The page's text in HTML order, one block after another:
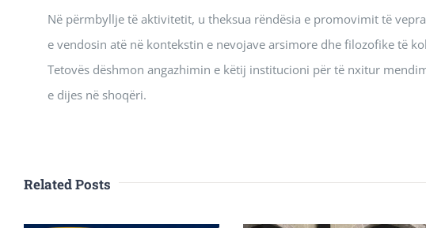
Në përmbyllje të aktivitetit, u theksua rëndësia e promovimit të
e vendosin atë në kontekstin e nevojave arsimore dhe filozofike të
Tetovës dëshmon angazhimin e këtij institucioni për të nxitur
e dijes në shoqëri.
Related Posts